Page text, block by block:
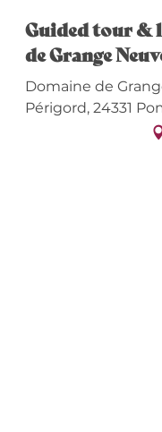
Guided tour &
de Grange
Domaine de
Périgord, 24331